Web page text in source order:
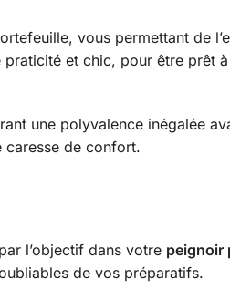
vous permettant de
praticité et chic, pour être prêt
une polyvalence inégalée
caresse de confort.
l’objectif dans votre peignoir
de vos préparatifs.